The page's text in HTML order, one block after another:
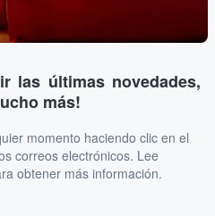
las últimas novedades,
más!
momento haciendo clic en el
correos electrónicos. Lee
obtener más información.